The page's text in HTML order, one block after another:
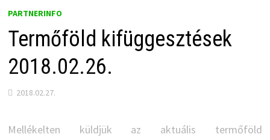
PARTNERINFO
Termőföld kifüggesztések
2018.02.26.
2018.02.27.
Mellékelten küldjük az aktuális termőföld